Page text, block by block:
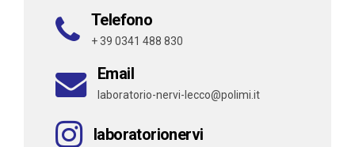
Telefono
+ 39 0341 488 830
Email
laboratorio-nervi-lecco@polimi.it
laboratorionervi